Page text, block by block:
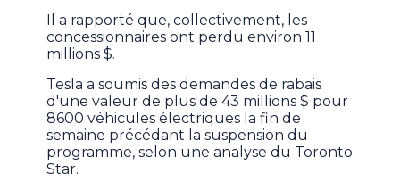
Il a rapporté que, collectivement, les
concessionnaires ont perdu environ 11
millions $.
Tesla a soumis des demandes de rabais
d'une valeur de plus de 43 millions $ pour
8600 véhicules électriques la fin de
semaine précédant la suspension du
programme, selon une analyse du Toronto
Star.